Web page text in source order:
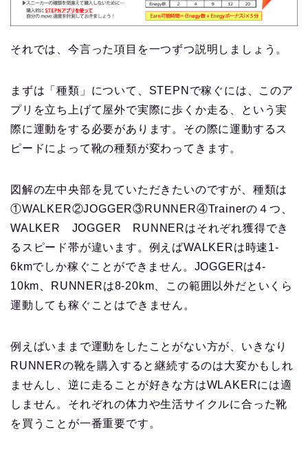
それでは、今言った項目を一つずつ説明しましょう。
まずは「種類」について、STEPNで稼ぐには、このア
プリを立ち上げて屋外で実際に歩くか走る、という実
際に運動をする必要があります。その際に運動するス
ピードによって靴の種類が変わってきます。
図解の左中央部を見ていただきたいのですが、種類は
①WALKER②JOGGER③RUNNER④Trainerの４つ、
WALKER JOGGER RUNNERはそれぞれ獲得でき
るスピード帯が違います。例えばWALKERは時速1-
6kmでしか稼ぐことができません。JOGGERは4-
10km、RUNNERは8-20km、この範囲以外だといくら
運動しても稼ぐことはできません。
例えばいままで運動をしたことがない方が、いきなり
RUNNERの靴を購入すると継続するのは大変かもしれ
ませんし、逆に走ることが好きな方はWLAKERには適
しません。それぞれの体力や生活サイクルに合った靴
を買うことが一番重要です。